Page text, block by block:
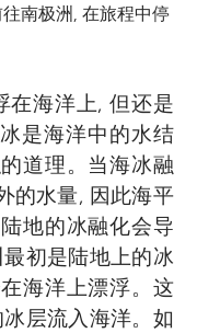
南极洲, 在旅程中停
在海洋上, 但还是
是海洋中的水结
道理。当海冰融
的水量, 因此海平
地的冰融化会导
初是陆地上的冰
海洋上漂浮。这
层流入海洋。如